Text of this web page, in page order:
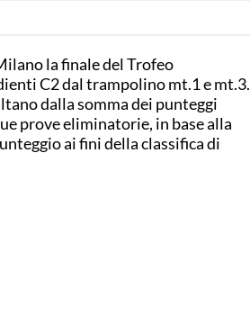
la finale del Trofeo
C2 dal trampolino mt.1 e mt.3.
dalla somma dei punteggi
prove eliminatorie, in base alla
ai fini della classifica di